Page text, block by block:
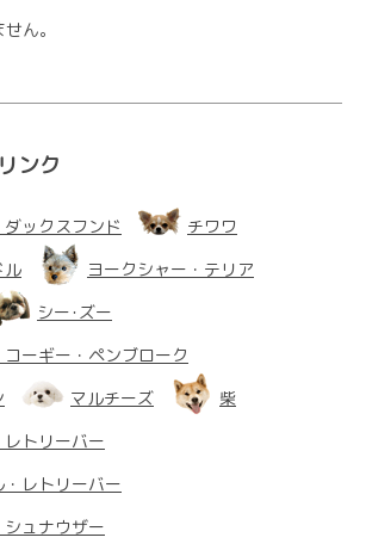
ん。
ンク
ックスフンド
チワワ
ル
ヨークシャー・テリア
シー･ズー
ーギー・ペンブローク
マルチーズ
柴
トリーバー
レトリーバー
ュナウザー